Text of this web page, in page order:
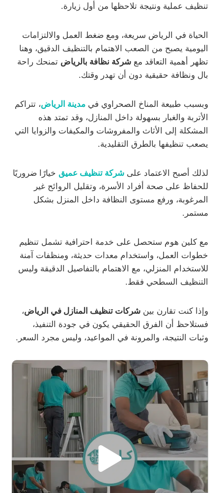
تنظيف عملية ونتيجة تلاحظها من أول زيارة.
الحياة في الرياض سريعة، ومع ضغط العمل والالتزامات
اليومية يصبح من الصعب الاهتمام بالتنظيف الدقيق، وهنا
تظهر أهمية التعاقد مع شركة نظافة بالرياض تمنحك راحة
بال ونظافة حقيقية دون أن تهدر وقتك.
وبسبب طبيعة المناخ الصحراوي في مدينة الرياض، تتراكم
الأتربة والغبار بسهولة داخل المنازل، وقد تمتد هذه
المشكلة إلى الأثاث والمفروشات والمكيفات والزوايا التي
يصعب تنظيفها بالطرق التقليدية.
لذلك أصبح الاعتماد على شركة تنظيف عميق خيارًا ضروريًا
للحفاظ على صحة أفراد الأسرة، وتقليل الروائح غير
المرغوبة، ورفع مستوى النظافة داخل المنزل بشكل
مستمر.
مع كلين هوم ستحصل على خدمة احترافية تشمل تنظيم
خطوات العمل، واستخدام معدات حديثة، ومنظفات آمنة
للاستخدام المنزلي، مع الاهتمام بالتفاصيل الدقيقة وليس
التنظيف السطحي فقط.
وإذا كنت تقارن بين شركات تنظيف المنازل في الرياض،
فستلاحظ أن الفرق الحقيقي يكون في جودة التنفيذ،
وثبات النتيجة، والمرونة في المواعيد، وليس مجرد السعر.